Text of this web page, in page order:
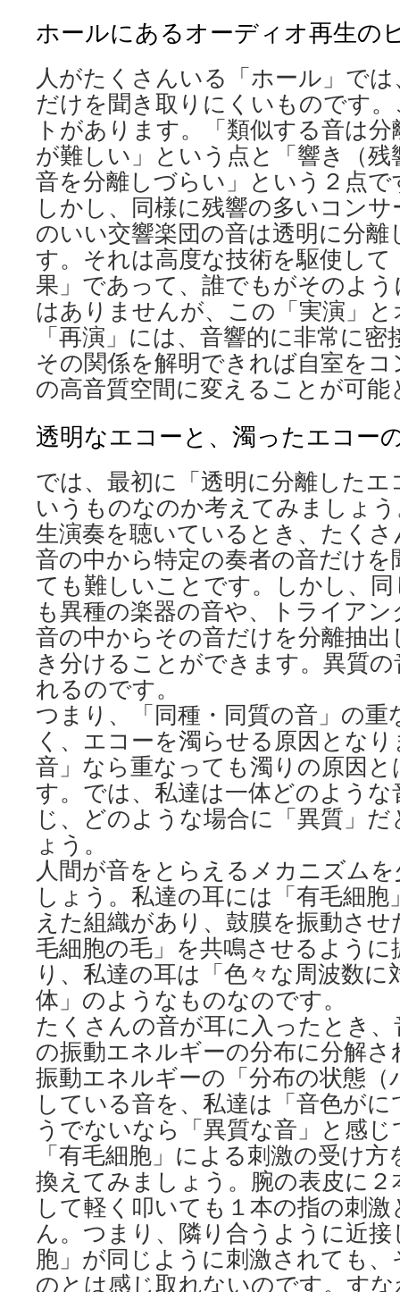
ホールにあるオーディオ再生の
人がたくさんいる「ホール」で
だけを聞き取りにくいものです
トがあります。「類似する音は
が難しい」という点と「響き（
音を分離しづらい」という２点で
しかし、同様に残響の多いコン
のいい交響楽団の音は透明に分
す。それは高度な技術を駆使し
果」であって、誰でもがそのよ
はありませんが、この「実演」
「再演」には、音響的に非常に
その関係を解明できれば自室を
の高音質空間に変えることが可
透明なエコーと、濁ったエコー
では、最初に「透明に分離した
いうものなのか考えてみましょ
生演奏を聴いているとき、たく
音の中から特定の奏者の音だけ
ても難しいことです。しかし、
も異種の楽器の音や、トライア
音の中からその音だけを分離抽
き分けることができます。異質
れるのです。
つまり、「同種・同質の音」の
く、エコーを濁らせる原因とな
音」なら重なっても濁りの原因
す。では、私達は一体どのよう
じ、どのような場合に「異質」
ょう。
人間が音をとらえるメカニズム
しょう。私達の耳には「有毛細
えた組織があり、鼓膜を振動さ
毛細胞の毛」を共鳴させるよう
り、私達の耳は「色々な周波数
体」のようなものなのです。
たくさんの音が耳に入ったとき
の振動エネルギーの分布に分解
振動エネルギーの「分布の状態（
している音を、私達は「音色が
うでないなら「異質な音」と感
「有毛細胞」による刺激の受け
換えてみましょう。腕の表皮に
して軽く叩いても１本の指の刺
ん。つまり、隣り合うように近
胞」が同じように刺激されても
のとは感じ取れないのです。す